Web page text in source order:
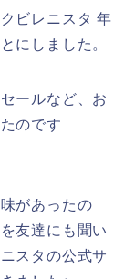
ビレニスタ 年
にしました。
ールなど、お
のです
があったの
友達にも聞い
スタの公式サ